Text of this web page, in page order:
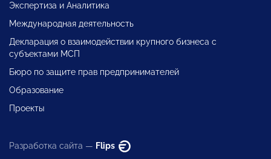
Экспертиза и Аналитика
Международная деятельность
Декларация о взаимодействии крупного бизнеса с
субъектами МСП
Бюро по защите прав предпринимателей
Образование
Проекты
Разработка сайта — Flips